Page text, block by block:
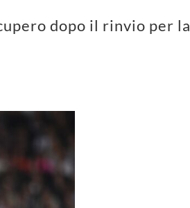
dopo il rinvio per la